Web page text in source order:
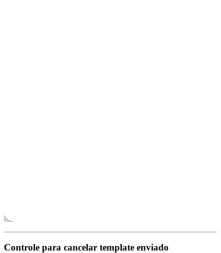
Controle para cancelar template enviado